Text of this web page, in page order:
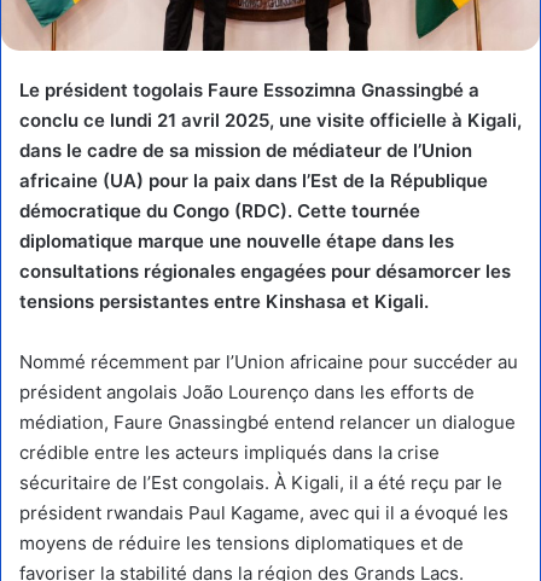
Le président togolais Faure Essozimna Gnassingbé a
conclu ce lundi 21 avril 2025, une visite officielle à Kigali,
dans le cadre de sa mission de médiateur de l’Union
africaine (UA) pour la paix dans l’Est de la République
démocratique du Congo (RDC). Cette tournée
diplomatique marque une nouvelle étape dans les
consultations régionales engagées pour désamorcer les
tensions persistantes entre Kinshasa et Kigali.
Nommé récemment par l’Union africaine pour succéder au
président angolais João Lourenço dans les efforts de
médiation, Faure Gnassingbé entend relancer un dialogue
crédible entre les acteurs impliqués dans la crise
sécuritaire de l’Est congolais. À Kigali, il a été reçu par le
président rwandais Paul Kagame, avec qui il a évoqué les
moyens de réduire les tensions diplomatiques et de
favoriser la stabilité dans la région des Grands Lacs.